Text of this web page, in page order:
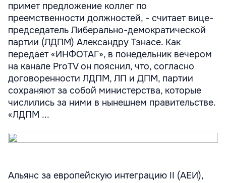
примет предложение коллег по
преемственности должностей, - считает вице-
председатель Либерально-демократической
партии (ЛДПМ) Александру Тэнасе. Как
передает «ИНФОТАГ», в понедельник вечером
на канале ProTV он пояснил, что, согласно
договоренности ЛДПМ, ЛП и ДПМ, партии
сохраняют за собой министерства, которые
числились за ними в нынешнем правительстве.
«ЛДПМ ...
Альянс за европейскую интеграцию II (АЕИ),